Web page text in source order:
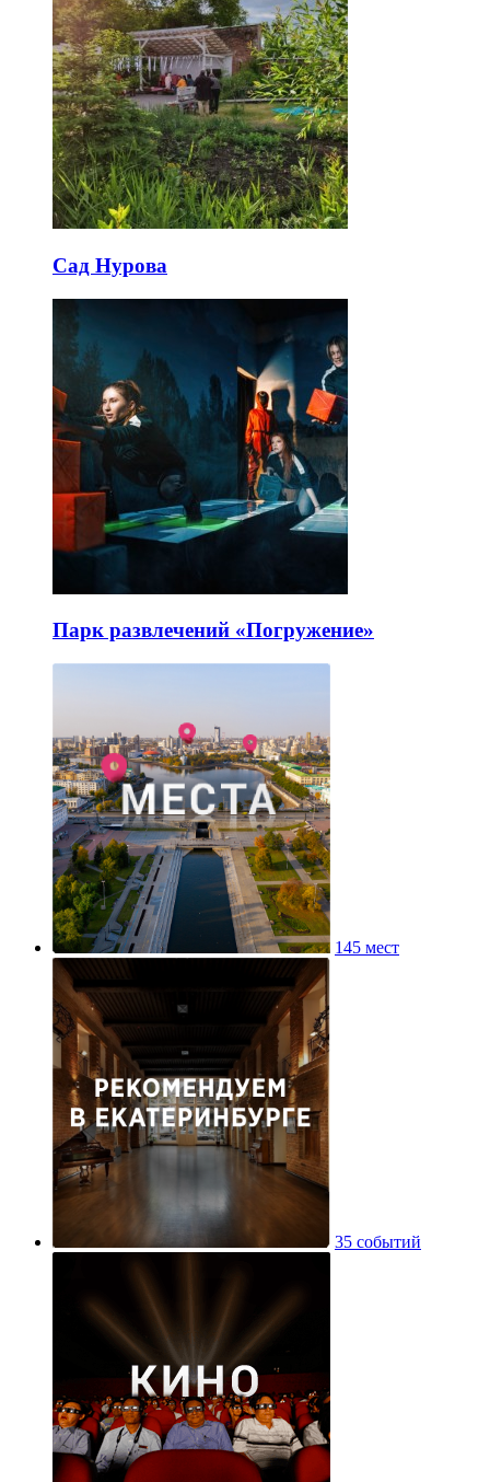
Сад Нурова
Парк развлечений «Погружение»
145 мест
35 событий